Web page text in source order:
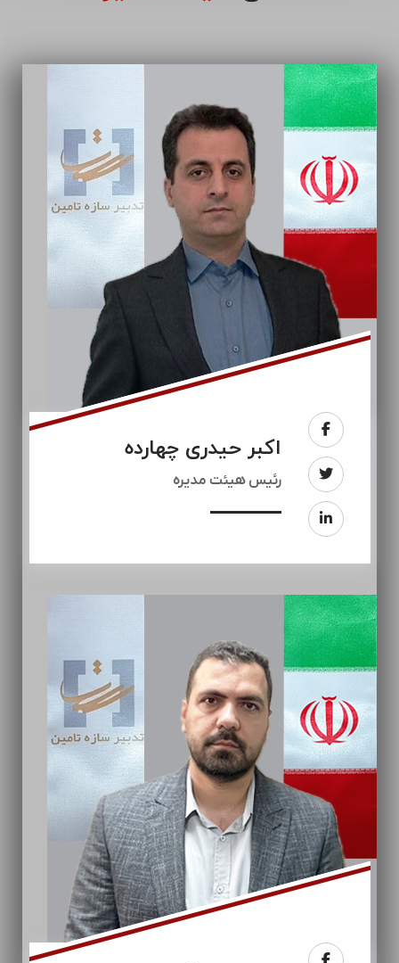
اکبر حیدری چهارده
رئيس هیئت مدیره